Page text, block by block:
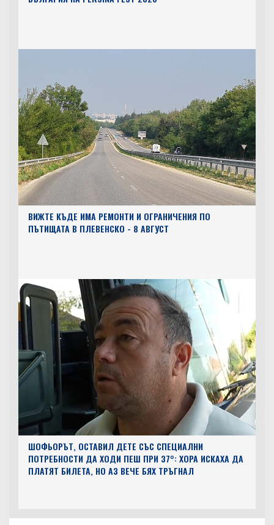
ВИЖТЕ КЪДЕ ИМА РЕМОНТИ И ОГРАНИЧЕНИЯ ПО
ПЪТИЩАТА В ПЛЕВЕНСКО - 8 АВГУСТ
ШОФЬОРЪТ, ОСТАВИЛ ДЕТЕ СЪС СПЕЦИАЛНИ
ПОТРЕБНОСТИ ДА ХОДИ ПЕШ ПРИ 37°: ХОРА ИСКАХА ДА
ПЛАТЯТ БИЛЕТА, НО АЗ ВЕЧЕ БЯХ ТРЪГНАЛ